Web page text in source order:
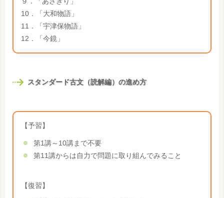
10．「大和物語」
11．「宇津保物語」
12．「今鏡」
スタンダード古文（読解編）の進め方
【予習】
第1講～10講まで不要
第11講からは自力で問題に取り組んでみること
【復習】